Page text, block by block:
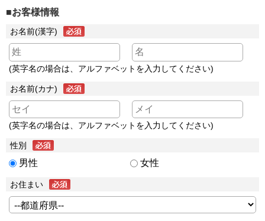
■お客様情報
お名前(漢字)
(英字名の場合は、アルファベットを入力してください)
お名前(カナ)
(英字名の場合は、アルファベットを入力してください)
性別
男性 女性
お住まい